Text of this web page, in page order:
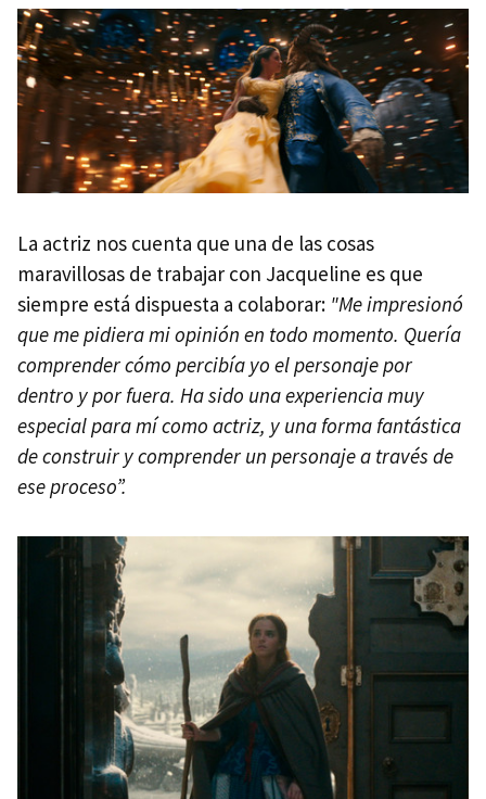
La actriz nos cuenta que una de las cosas
maravillosas de trabajar con Jacqueline es que
siempre está dispuesta a colaborar: "Me impresionó
que me pidiera mi opinión en todo momento. Quería
comprender cómo percibía yo el personaje por
dentro y por fuera. Ha sido una experiencia muy
especial para mí como actriz, y una forma fantástica
de construir y comprender un personaje a través de
ese proceso”.